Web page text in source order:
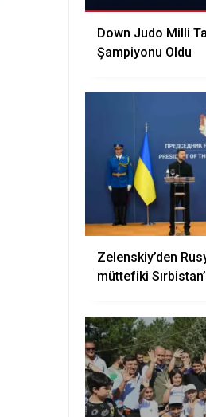
Down Judo Milli
Şampiyonu Oldu
Zelenskiy’den
müttefiki